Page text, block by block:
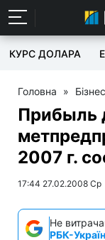
КУРС ДОЛАРА
Головна » Бізнес
Прибыль
2007 г.
17:44 27.02.2008 Ср
Не
РБК-